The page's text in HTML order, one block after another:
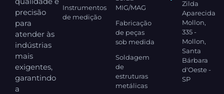
precisão
para
atender às
indústrias
mais
exigentes,
garantindo
a
Instrumentos
de medição
MIG/MAG
Fabricação
de peças
sob medida
Soldagem
de
estruturas
metálicas
Zilda
Aparecida
Mollon,
335 -
Mollon,
Santa
Bárbara
d'Oeste -
SP